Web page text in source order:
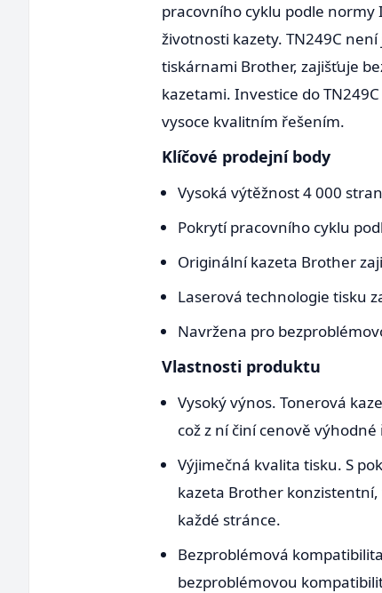
pracovního cyklu podle normy
životnosti kazety. TN249C
tiskárnami Brother, zajišťuje
kazetami. Investice do
vysoce kvalitním řešením.
Klíčové prodejní body
Vysoká výtěžnost 4 000
Pokrytí pracovního cyklu
Originální kazeta Brother
Laserová technologie tisku
Navržena pro
Vlastnosti produktu
Vysoký výnos. Tonerová
což z ní činí cenově
Výjimečná kvalita tisku. S
kazeta Brother
každé stránce.
Bezproblémová
bezproblémovou